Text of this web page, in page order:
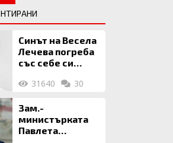
Синът на Весела
Лечева погреба
със себе си
млн. евро
31640 30
Зам.-
министърката
Павлета